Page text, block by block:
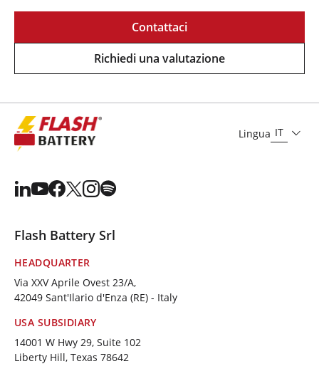
Contattaci
Richiedi una valutazione
Lingua IT
Flash Battery Srl
HEADQUARTER
Via XXV Aprile Ovest 23/A,
42049 Sant'Ilario d'Enza (RE) - Italy
USA SUBSIDIARY
14001 W Hwy 29, Suite 102
Liberty Hill, Texas 78642